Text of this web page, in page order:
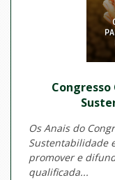
Os Anais do
Sustentabilidade
promover e
qualificada...